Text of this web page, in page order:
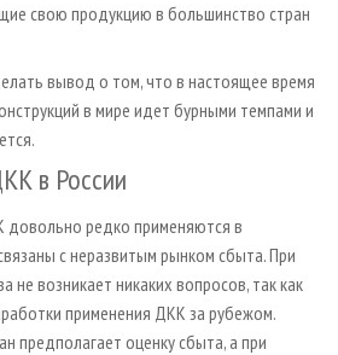
свою продукцию в большинство стран
вывод о том, что в настоящее время
в мире идет бурными темпами и
в России
редко применяются в
с неразвитым рынком сбыта. При
не возникает никаких вопросов, так как
применения ДКК за рубежом.
предполагает оценку сбыта, а при